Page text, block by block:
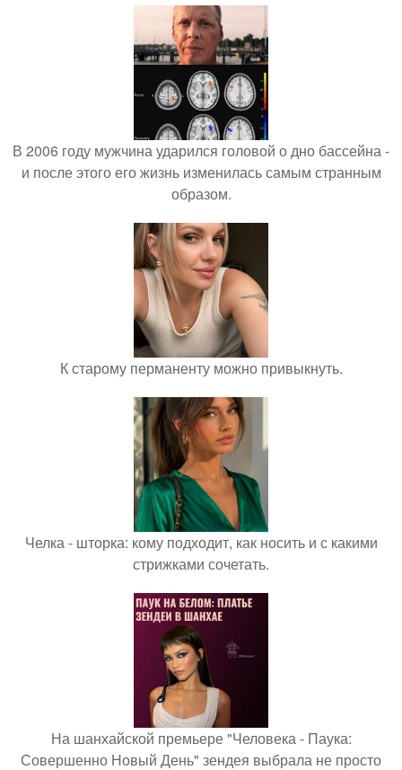
В 2006 году мужчина ударился головой о дно бассейна -
и после этого его жизнь изменилась самым странным
образом.
К старому перманенту можно привыкнуть.
Челка - шторка: кому подходит, как носить и с какими
стрижками сочетать.
На шанхайской премьере "Человека - Паука:
Совершенно Новый День" зендея выбрала не просто